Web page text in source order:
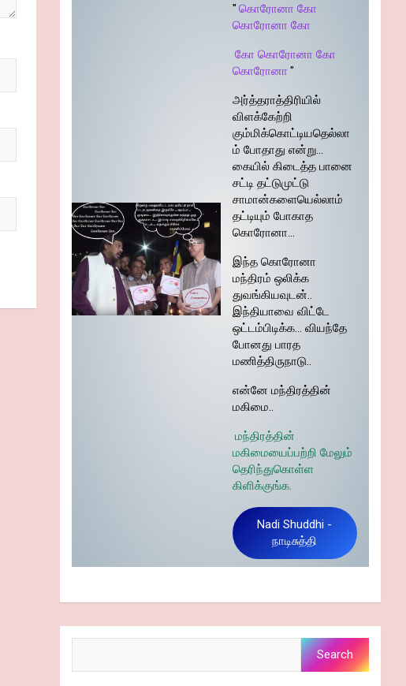
" கொரோனா கோ
கொரோனா கோ
கோ கொரோனா கோ
கொரோனா "
அர்த்தராத்திரியில்
விளக்கேற்றி
கும்மிக்கொட்டியதெல்லா
ம் போதாது என்று…
கையில் கிடைத்த பானை
சட்டி தட்டுமுட்டு
சாமான்களையெல்லாம்
தட்டியும் போகாத
கொரோனா…
இந்த கொரோனா
மந்திரம் ஒலிக்க
துவங்கியவுடன்..
இந்தியாவை விட்டே
ஒட்டம்பிடிக்க… வியந்தே
போனது பாரத
மணித்திருநாடு..
என்னே மந்திரத்தின்
மகிமை..
மந்திரத்தின்
மகிமையைப்பற்றி மேலும்
தெரிந்துகொள்ள
கிளிக்குங்க.
Nadi Shuddhi -
நாடிசுத்தி
Search